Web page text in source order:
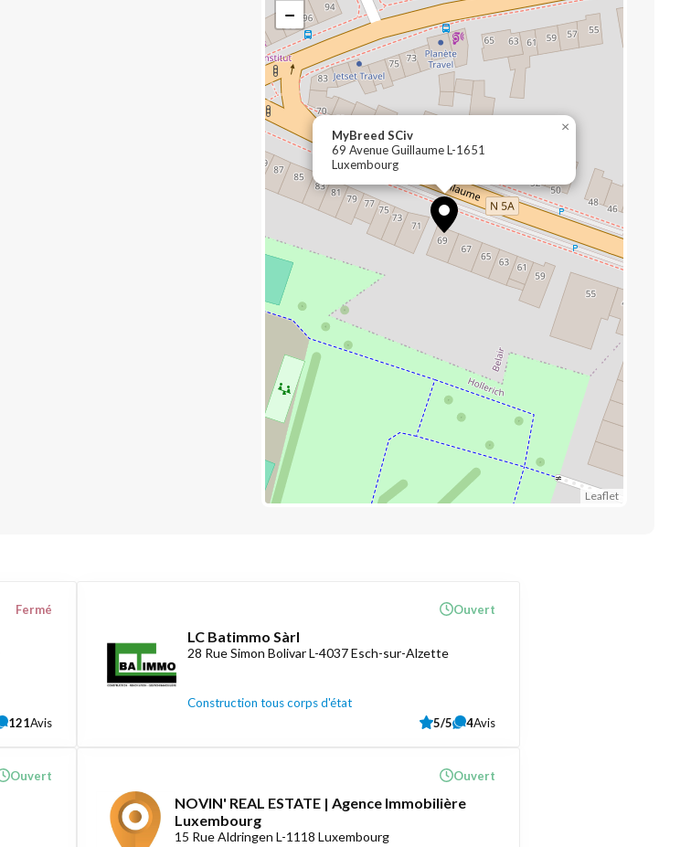
MyBreed SCiv
69 Avenue Guillaume L-1651
Luxembourg
×
−
Leaflet
Fermé
121Avis
LC Batimmo Sàrl
28 Rue Simon Bolivar L-4037 Esch-sur-Alzette
Construction tous corps d'état
Ouvert
5/5 4Avis
Ouvert
NOVIN' REAL ESTATE | Agence Immobilière
Luxembourg
15 Rue Aldringen L-1118 Luxembourg
Ouvert